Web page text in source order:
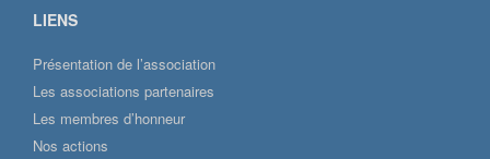
LIENS
Présentation de l’association
Les associations partenaires
Les membres d’honneur
Nos actions